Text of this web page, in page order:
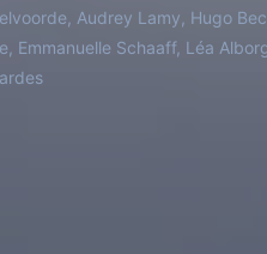
Audrey Lamy, Hugo
Emmanuelle Schaaff, Léa